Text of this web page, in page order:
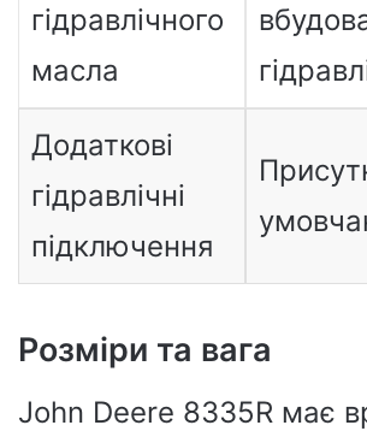
гідравлічного
масла
Додаткові
гідравлічні
підключення
Розміри та вага
John Deere 8335R має